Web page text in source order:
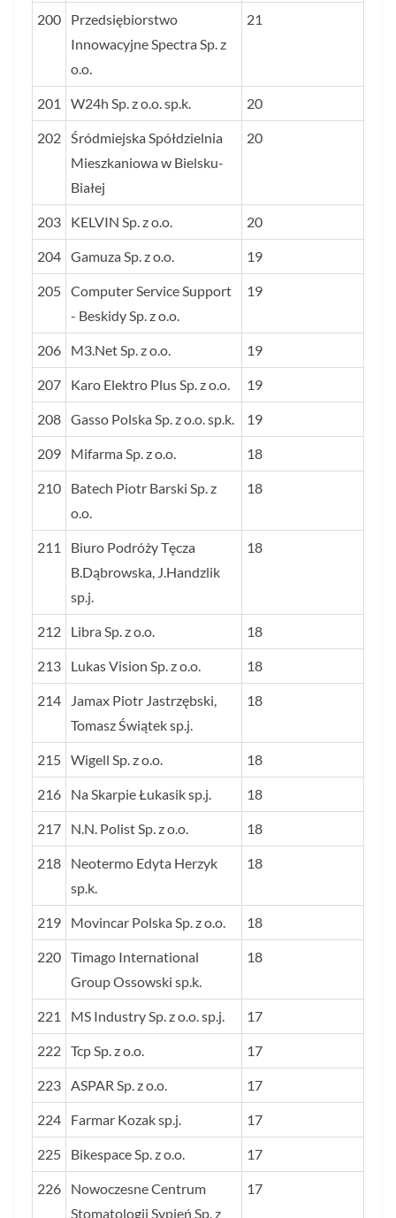
200
Przedsiębiorstwo
Innowacyjne Spectra Sp. z
o.o.
21
201 W24h Sp. z o.o. sp.k. 20
202 Śródmiejska Spółdzielnia
Mieszkaniowa w Bielsku-
Białej
20
203 KELVIN Sp. z o.o. 20
204 Gamuza Sp. z o.o. 19
205 Computer Service Support
- Beskidy Sp. z o.o.
19
206 M3.Net Sp. z o.o. 19
207 Karo Elektro Plus Sp. z o.o. 19
208 Gasso Polska Sp. z o.o. sp.k. 19
209 Mifarma Sp. z o.o. 18
210
Batech Piotr Barski Sp. z
o.o.
18
211
Biuro Podróży Tęcza
B.Dąbrowska, J.Handzlik
sp.j.
18
212 Libra Sp. z o.o. 18
213 Lukas Vision Sp. z o.o. 18
214
Jamax Piotr Jastrzębski,
Tomasz Świątek sp.j.
18
215 Wigell Sp. z o.o. 18
216 Na Skarpie Łukasik sp.j. 18
217 N.N. Polist Sp. z o.o. 18
218
Neotermo Edyta Herzyk
sp.k.
18
219 Movincar Polska Sp. z o.o. 18
220 Timago International
Group Ossowski sp.k.
18
221 MS Industry Sp. z o.o. sp.j. 17
222 Tcp Sp. z o.o. 17
223 ASPAR Sp. z o.o. 17
224 Farmar Kozak sp.j. 17
225 Bikespace Sp. z o.o. 17
226
Nowoczesne Centrum
Stomatologii Sypień Sp. z
17